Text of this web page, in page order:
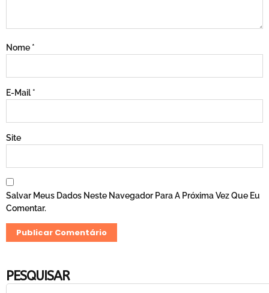
Nome *
E-Mail*
Site
Salvar Meus Dados Neste Navegador Para A Próxima Vez Que Eu
Comentar.
PESQUISAR